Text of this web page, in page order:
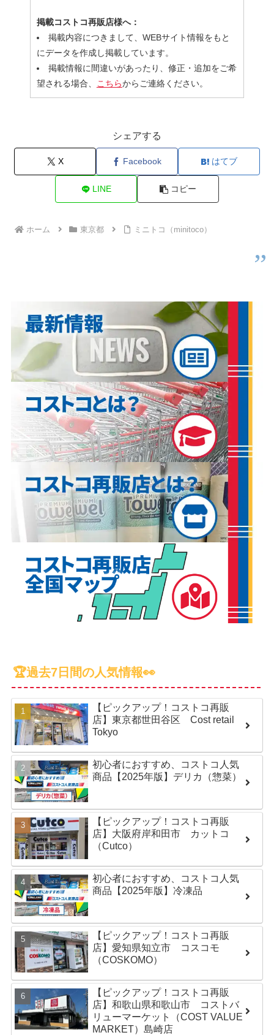
掲載コストコ再販店様へ：
掲載内容につきまして、WEBサイト情報をもと
にデータを作成し掲載しています。
掲載情報に間違いがあったり、修正・追加をご希
望される場合、 こちらからご連絡ください。
シェアする
X Facebook はてブ
LINE コピー
ホーム 東京都 ミニトコ（minitoco）
🏆過去7日間の人気情報👀
【ピックアップ！コストコ再販
店】東京都世田谷区 Cost retail
Tokyo
初心者におすすめ、コストコ人気
商品【2025年版】デリカ（惣菜）
【ピックアップ！コストコ再販
店】大阪府岸和田市 カットコ
（Cutco）
初心者におすすめ、コストコ人気
商品【2025年版】冷凍品
【ピックアップ！コストコ再販
店】愛知県知立市 コスコモ
（COSKOMO）
【ピックアップ！コストコ再販
店】和歌山県和歌山市 コストバ
リューマーケット（COST VALUE
MARKET）島崎店